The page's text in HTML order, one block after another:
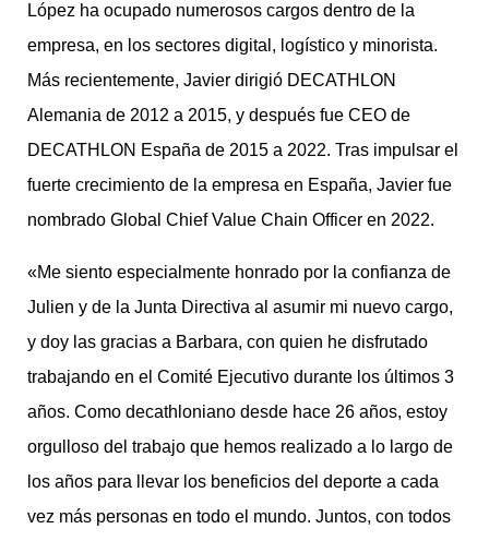
López ha ocupado numerosos cargos dentro de la
empresa, en los sectores digital, logístico y minorista.
Más recientemente, Javier dirigió DECATHLON
Alemania de 2012 a 2015, y después fue CEO de
DECATHLON España de 2015 a 2022. Tras impulsar el
fuerte crecimiento de la empresa en España, Javier fue
nombrado Global Chief Value Chain Officer en 2022.
«Me siento especialmente honrado por la confianza de
Julien y de la Junta Directiva al asumir mi nuevo cargo,
y doy las gracias a Barbara, con quien he disfrutado
trabajando en el Comité Ejecutivo durante los últimos 3
años. Como decathloniano desde hace 26 años, estoy
orgulloso del trabajo que hemos realizado a lo largo de
los años para llevar los beneficios del deporte a cada
vez más personas en todo el mundo. Juntos, con todos